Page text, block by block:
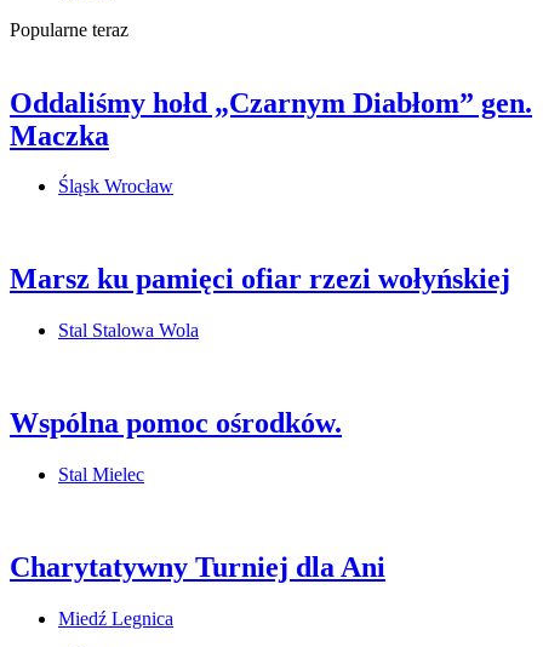
Popularne teraz
Oddaliśmy hołd „Czarnym Diabłom” gen.
Maczka
Śląsk Wrocław
Marsz ku pamięci ofiar rzezi wołyńskiej
Stal Stalowa Wola
Wspólna pomoc ośrodków.
Stal Mielec
Charytatywny Turniej dla Ani
Miedź Legnica